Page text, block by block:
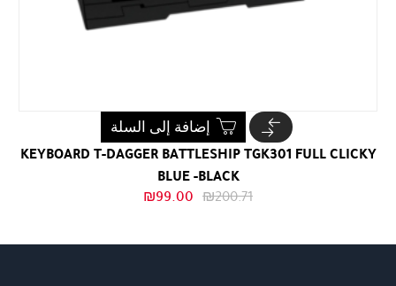
KEYBOARD T-DAGGER BATTLESHIP TGK301 FULL CLICKY
BLUE -BLACK
₪200.71
السعر ₪99.00
إضافة إلى السلة